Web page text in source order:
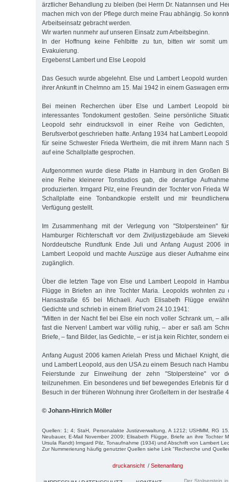
ärztlicher Behandlung zu bleiben (bei Herrn Dr. Natannsen und
machen mich von der Pflege durch meine Frau abhängig. So
Arbeitseinsatz gebracht werden.
Wir warten nunmehr auf unseren Einsatz zum Arbeitsbeginn.
In der Hoffnung keine Fehlbitte zu tun, bitten wir somit
Evakuierung.
Ergebenst Lambert und Else Leopold
Das Gesuch wurde abgelehnt. Else und Lambert Leopold
ihrer Ankunft in Chelmno am 15. Mai 1942 in einem Gaswagen
Bei meinen Recherchen über Else und Lambert Leopold
interessantes Tondokument gestoßen. Seine persönliche
Leopold sehr eindrucksvoll in einer Reihe von
Berufsverbot geschrieben hatte. Anfang 1934 hat Lambert
für seine Schwester Frieda Wertheim, die mit ihrem Mann nach
auf eine Schallplatte gesprochen.
Aufgenommen wurde diese Platte in Hamburg in den Großen
eine Reihe kleinerer Tonstudios gab, die derartige
produzierten. Irmgard Pilz, eine Freundin der Tochter von Frieda
Schallplatte eine Tonbandkopie erstellt und mir
Verfügung gestellt.
Im Zusammenhang mit der Verlegung von "Stolpersteinen"
Hamburger Richterschaft vor dem Ziviljustizgebäude am
Norddeutsche Rundfunk Ende Juli und Anfang August 2006
Lambert Leopold und machte Auszüge aus dieser Aufnahme
zugänglich.
Über die letzten Tage von Else und Lambert Leopold in
Flügge in Briefen an ihre Tochter Maria. Leopolds wohnten
Hansastraße 65 bei Michaeli. Auch Elisabeth Flügge
Gedichte und schrieb in einem Brief vom 24.10.1941:
"Mitten in der Nacht fiel bei Else ein noch voller Schrank um, –
fast die Nerven! Lambert war völlig ruhig, – aber er saß am
Briefe, – fand Bilder, las Gedichte, – er ist ja kein Richter, sondern
Anfang August 2006 kamen Arielah Press und Michael Knight,
und Lambert Leopold, aus den USA zu einem Besuch nach
Feierstunde zur Einweihung der zehn "Stolpersteine" vor
teilzunehmen. Ein besonderes und tief bewegendes Erlebnis für
Besuch in der früheren Wohnung ihrer Großeltern in der Isestraße
© Johann-Hinrich Möller
Quellen: 1; 4; StaH, Personalakte Justizverwaltung, A 1212; USHMM, RG
Neubauer, E-Mail November 2009; Elisabeth Flügge, Briefe an ihre Tochter
Ursula Randt) Irmgard Pilz, Tonaufnahme (1934) und Abschrift von Lambert
Zur Nummerierung häufig genutzter Quellen siehe Link "Recherche und
druckansicht / Seitenanfang
Der Stolperstein